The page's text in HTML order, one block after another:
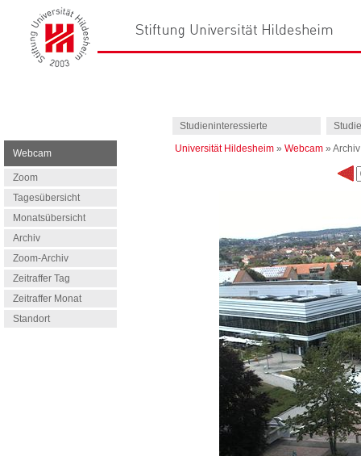
Studieninteressierte
Webcam
Zoom
Tagesübersicht
Monatsübersicht
Archiv
Zoom-Archiv
Zeitraffer Tag
Zeitraffer Monat
Standort
Universität Hildesheim » Webcam » Archiv